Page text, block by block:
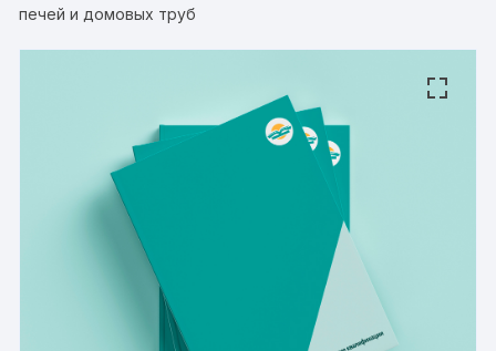
печей и домовых труб